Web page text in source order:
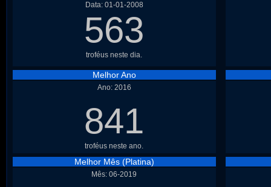
Data: 01-01-2008
563
troféus neste dia.
Melhor Ano
Ano: 2016
841
troféus neste ano.
Melhor Mês (Platina)
Mês: 06-2019